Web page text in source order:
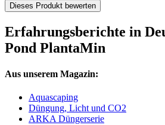
Dieses Produkt bewerten
Erfahrungsberichte in
Pond PlantaMin
Aus unserem Magazin:
Aquascaping
Düngung, Licht und CO2
ARKA Düngerserie